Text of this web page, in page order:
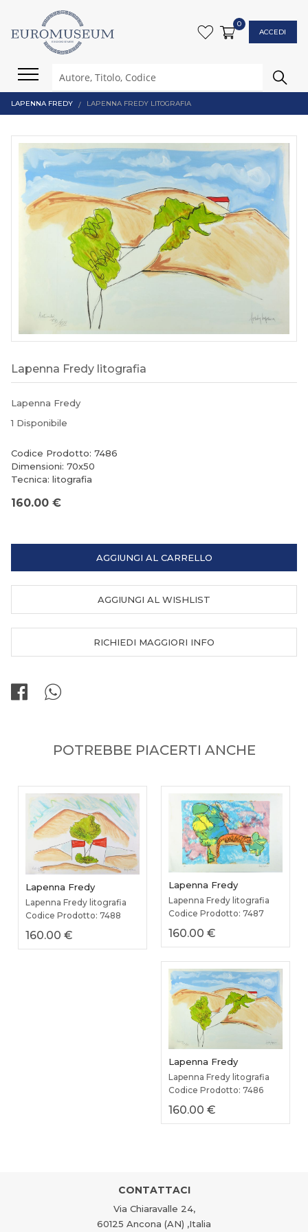
0
ACCEDI
LAPENNA FREDY LAPENNA FREDY LITOGRAFIA
Lapenna Fredy litografia
Lapenna Fredy
1 Disponibile
Codice Prodotto: 7486
Dimensioni: 70x50
Tecnica: litografia
160.00 €
AGGIUNGI AL CARRELLO
AGGIUNGI AL WISHLIST
RICHIEDI MAGGIORI INFO
POTREBBE PIACERTI ANCHE
Lapenna Fredy
Lapenna Fredy litografia
Codice Prodotto: 7488
160.00 €
Lapenna Fredy
Lapenna Fredy litografia
Codice Prodotto: 7487
160.00 €
Lapenna Fredy
Lapenna Fredy litografia
Codice Prodotto: 7486
160.00 €
CONTATTACI
Via Chiaravalle 24,
60125 Ancona (AN) ,Italia